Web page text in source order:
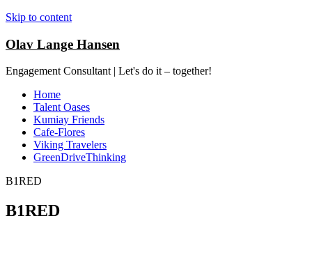
Skip to content
Olav Lange Hansen
Engagement Consultant | Let's do it – together!
Home
Talent Oases
Kumiay Friends
Cafe-Flores
Viking Travelers
GreenDriveThinking
B1RED
B1RED